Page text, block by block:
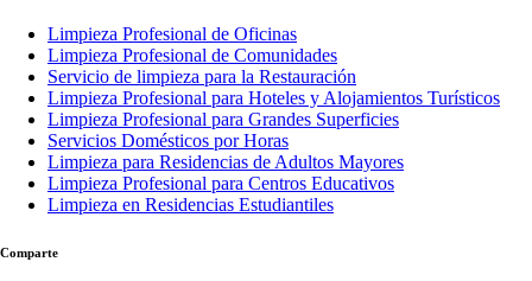
Limpieza Profesional de Oficinas
Limpieza Profesional de Comunidades
Servicio de limpieza para la Restauración
Limpieza Profesional para Hoteles y Alojamientos Turísticos
Limpieza Profesional para Grandes Superficies
Servicios Domésticos por Horas
Limpieza para Residencias de Adultos Mayores
Limpieza Profesional para Centros Educativos
Limpieza en Residencias Estudiantiles
Comparte